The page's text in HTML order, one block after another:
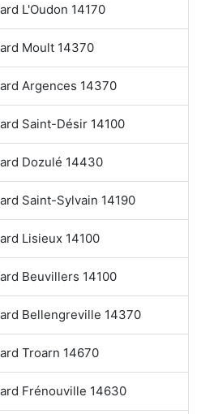
L'Oudon 14170
Moult 14370
Argences 14370
Saint-Désir 14100
Dozulé 14430
Saint-Sylvain 14190
Lisieux 14100
Beuvillers 14100
Bellengreville 14370
Troarn 14670
Frénouville 14630